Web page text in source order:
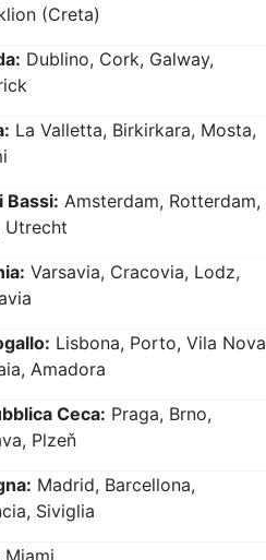
(Creta)
Dublino, Cork, Galway,
La Valletta, Birkirkara, Mosta,
Bassi: Amsterdam, Rotterdam,
Utrecht
Varsavia, Cracovia, Lodz,
Lisbona, Porto, Vila Nova
Amadora
Ceca: Praga, Brno,
Plzeň
Madrid, Barcellona,
Siviglia
Miami